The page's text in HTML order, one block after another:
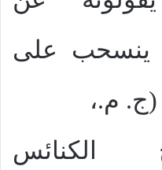
ينسحب على
(ج. م.،
الكنائس